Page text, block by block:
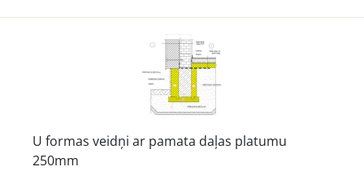
U formas veidņi ar pamata daļas platumu
250mm